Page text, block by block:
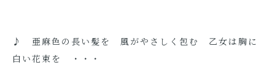
♪ 亜麻色の長い髪を 風がやさしく包む 乙女は胸に
白い花束を ・・・